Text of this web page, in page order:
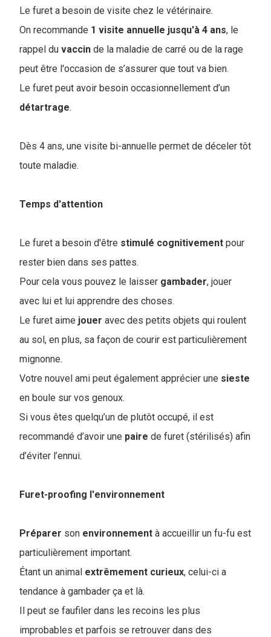
Le furet a besoin de visite chez le vétérinaire.
On recommande 1 visite annuelle jusqu'à 4 ans, le
rappel du vaccin de la maladie de carré ou de la rage
peut être l'occasion de s’assurer que tout va bien.
Le furet peut avoir besoin occasionnellement d’un
détartrage.
Dès 4 ans, une visite bi-annuelle permet de déceler tôt
toute maladie.
Temps d'attention
Le furet a besoin d'être stimulé cognitivement pour
rester bien dans ses pattes.
Pour cela vous pouvez le laisser gambader, jouer
avec lui et lui apprendre des choses.
Le furet aime jouer avec des petits objets qui roulent
au sol, en plus, sa façon de courir est particulièrement
mignonne.
Votre nouvel ami peut également apprécier une sieste
en boule sur vos genoux.
Si vous êtes quelqu’un de plutôt occupé, il est
recommandé d’avoir une paire de furet (stérilisés) afin
d’éviter l’ennui.
Furet-proofing l'environnement
Préparer son environnement à accueillir un fu-fu est
particulièrement important.
Étant un animal extrêmement curieux, celui-ci a
tendance à gambader ça et là.
Il peut se faufiler dans les recoins les plus
improbables et parfois se retrouver dans des